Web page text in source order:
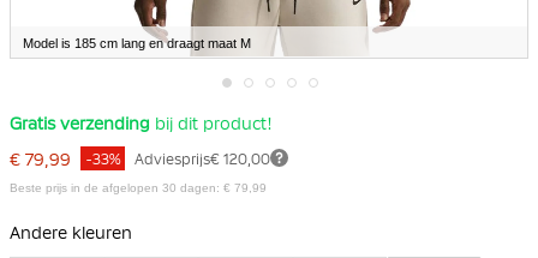
Model is 185 cm lang en draagt maat M
naar
begin
van
gallerij
Gratis verzending bij dit product!
€ 79,99
Adviesprijs€ 120,00
-33%
Beste prijs in de afgelopen 30 dagen: € 79,99
Andere kleuren